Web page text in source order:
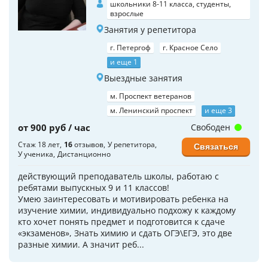
школьники 8-11 класса, студенты,
взрослые
Занятия у репетитора
г. Петергоф
г. Красное Село
и еще 1
Выездные занятия
м. Проспект ветеранов
м. Ленинский проспект
и еще 3
от 900 руб / час
Стаж 18 лет 16отзывов У репетитора
У ученика Дистанционно
действующий преподаватель школы, работаю с
ребятами выпускных 9 и 11 классов!
Умею заинтересовать и мотивировать ребенка на
изучение химии, индивидуально подхожу к каждому
кто хочет понять предмет и подготовится к сдаче
«экзаменов», Знать химию и сдать ОГЭ\ЕГЭ, это две
разные химии. А значит реб...
Свободен
Связаться